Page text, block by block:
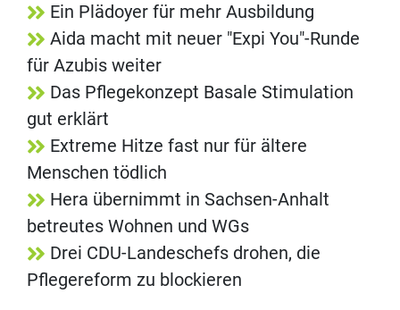
Ein Plädoyer für mehr Ausbildung
Aida macht mit neuer "Expi You"-Runde
für Azubis weiter
Das Pflegekonzept Basale Stimulation
gut erklärt
Extreme Hitze fast nur für ältere
Menschen tödlich
Hera übernimmt in Sachsen-Anhalt
betreutes Wohnen und WGs
Drei CDU-Landeschefs drohen, die
Pflegereform zu blockieren